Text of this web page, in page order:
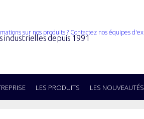
industrielles depuis 1991
LES PRODUITS LES NOUVEAUTÉS